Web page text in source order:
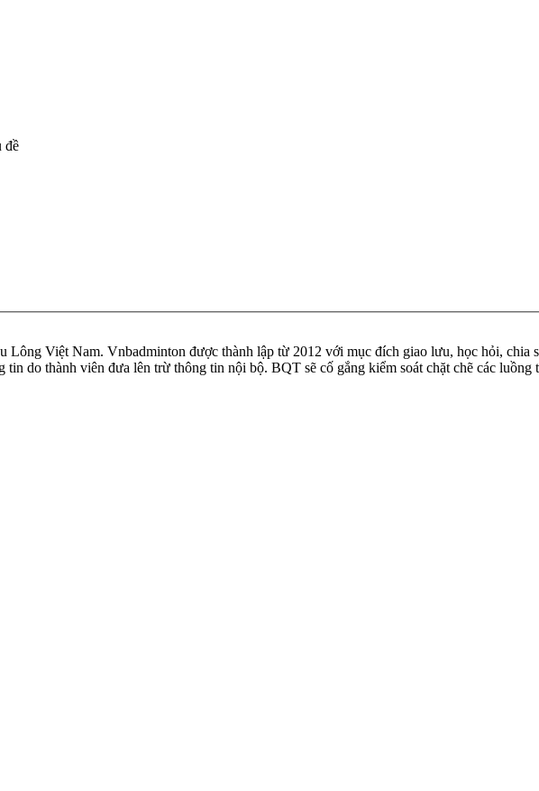
đề
Lông Việt Nam. Vnbadminton được thành lập từ 2012 với mục đích giao lưu, học hỏi, chia
tin do thành viên đưa lên trừ thông tin nội bộ. BQT sẽ cố gắng kiểm soát chặt chẽ các